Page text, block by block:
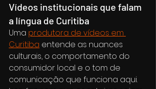
Vídeos institucionais que falam
a língua de Curitiba
Uma produtora de vídeos em
Curitiba entende as nuances
culturais, o comportamento do
consumidor local e o tom de
comunicação que funciona aqui.